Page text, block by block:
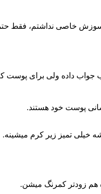
پوست خود هستند.
خاصی نداشتم، فقط
جواب داده ولی برای
تمیز زیر کرم میشینه.
زودتر کمرنگ میشن.